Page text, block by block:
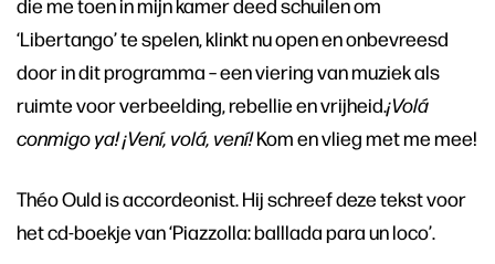
‘Libertango’ te spelen, klinkt nu open en onbevreesd
door in dit programma – een viering van muziek als
ruimte voor verbeelding, rebellie en vrijheid.¡Volá
conmigo ya! ¡Vení, volá, vení!Kom en vlieg met me mee!
Théo Ould is accordeonist. Hij schreef deze tekst voor
het cd-boekje van ‘Piazzolla: balllada para un loco’.